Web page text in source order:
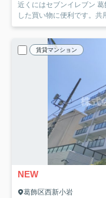
近くにはセブンイレブン
した買い物に便利です。共
賃貸マンション
NEW
葛飾区西新小岩